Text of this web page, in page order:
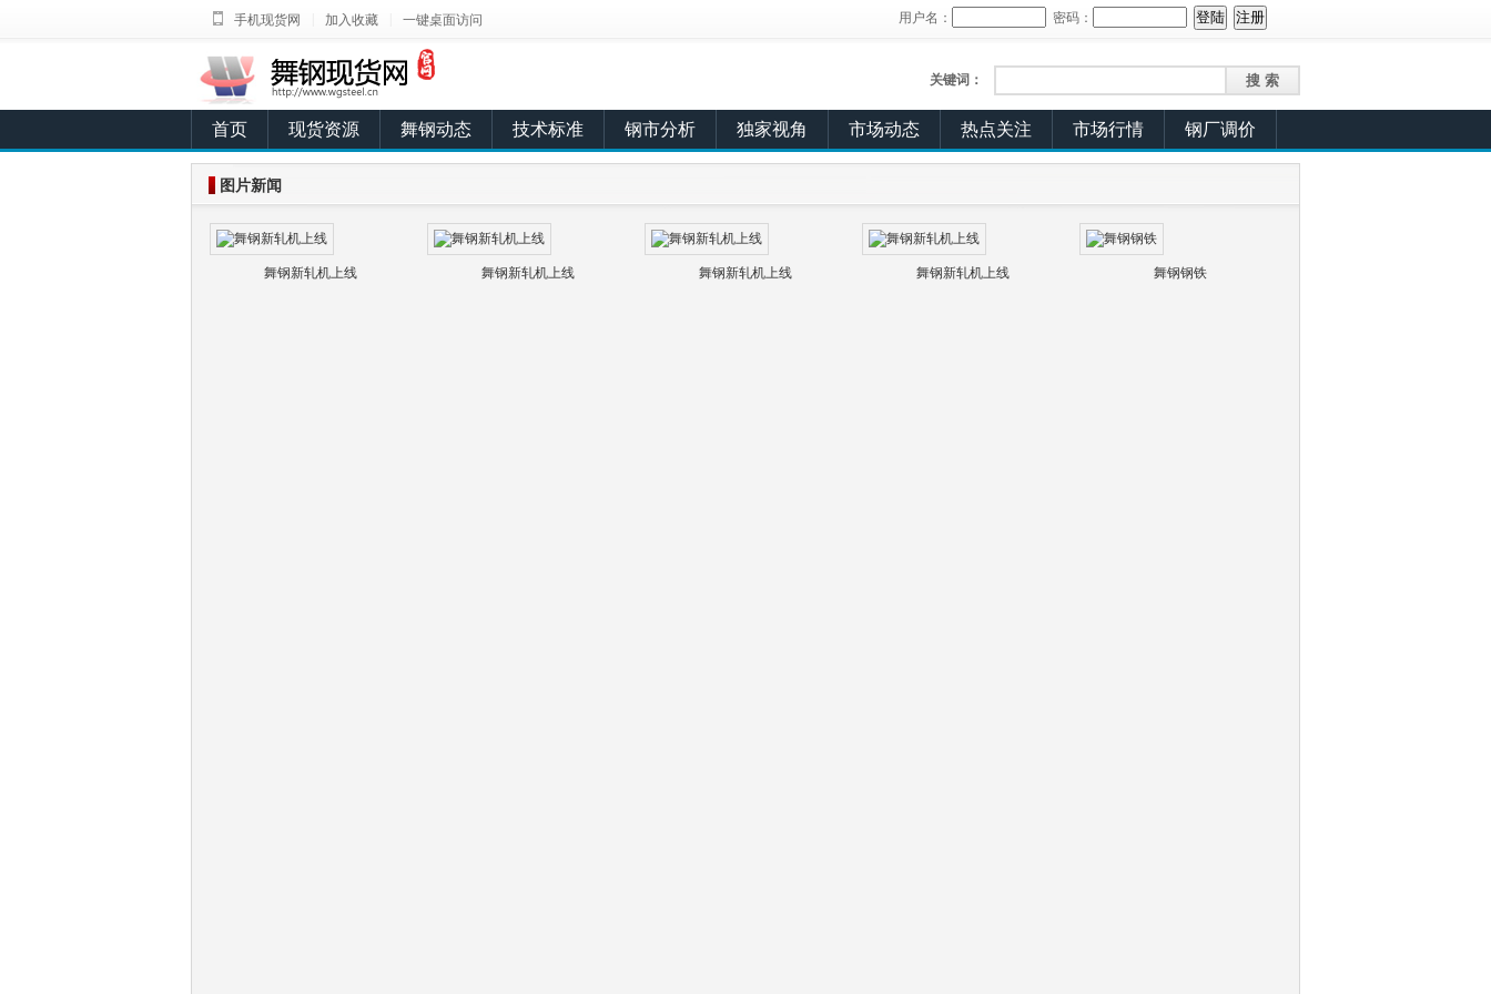
手机现货网 加入收藏 一键桌面访问 用户名： 密码：
关键词：
首页 现货资源 舞钢动态 技术标准 钢市分析 独家视角 市场动态 热点关注 市场行情 钢厂调价
图片新闻
舞钢新轧机上线 舞钢新轧机上线 舞钢新轧机上线 舞钢新轧机上线 舞钢钢铁